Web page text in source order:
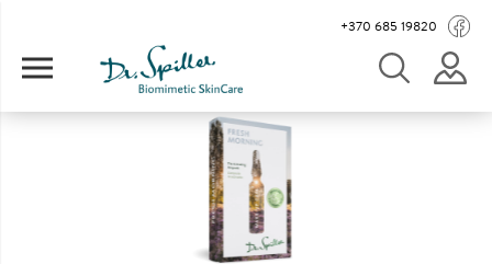
+370 685 19820
Image